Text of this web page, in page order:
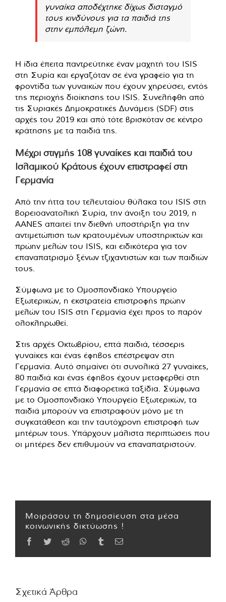
γυναίκα αποδέχτηκε δίχως δισταγμό
τους κινδύνους για τα παιδιά της
στην εμπόλεμη ζώνη.
Η ίδια έπειτα παντρεύτηκε έναν μαχητή του ISIS
στη Συρία και εργαζόταν σε ένα γραφείο για τη
φροντίδα των γυναικών που έχουν χηρεύσει, εντός
της περιοχής διοίκησης του ISIS. Συνελήφθη από
τις Συριακές Δημοκρατικές Δυνάμεις (SDF) στις
αρχές του 2019 και από τότε βρισκόταν σε κέντρο
κράτησης με τα παιδιά της.
Μέχρι στιγμής 108 γυναίκες και παιδιά του
Ισλαμικού Κράτους έχουν επιστραφεί στη
Γερμανία
Από την ήττα του τελευταίου θύλακα του ISIS στη
βορειοανατολική Συρία, την άνοιξη του 2019, η
AANES απαιτεί την διεθνή υποστήριξη για την
αντιμετώπιση των κρατουμένων υποστηρικτών και
πρώην μελών του ISIS, και ειδικότερα για τον
επαναπατρισμό ξένων τζιχαντιστών και των παιδιών
τους.
Σύμφωνα με το Ομοσπονδιακό Υπουργείο
Εξωτερικών, η εκστρατεία επιστροφής πρώην
μελών του ISIS στη Γερμανία έχει προς το παρόν
ολοκληρωθεί.
Στις αρχές Οκτωβρίου, επτά παιδιά, τέσσερις
γυναίκες και ένας έφηβος επέστρεψαν στη
Γερμανία. Αυτό σημαίνει ότι συνολικά 27 γυναίκες,
80 παιδιά και ένας έφηβος έχουν μεταφερθεί στη
Γερμανία σε επτά διαφορετικά ταξίδια. Σύμφωνα
με το Ομοσπονδιακό Υπουργείο Εξωτερικών, τα
παιδιά μπορούν να επιστραφούν μόνο με τη
συγκατάθεση και την ταυτόχρονη επιστροφή των
μητέρων τους. Υπάρχουν μάλιστα περιπτώσεις που
οι μητέρες δεν επιθυμούν να επαναπατριστούν.
Μοιράσου τη δημοσίευση στα μέσα
κοινωνικής δικτύωσης !
Facebook
TwitterReddit WhatsApp
TumblrEmail
Σχετικά Άρθρα